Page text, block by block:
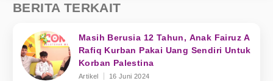
BERITA TERKAIT
Masih Berusia 12 Tahun, Anak Fairuz A
Rafiq Kurban Pakai Uang Sendiri Untuk
Korban Palestina
Artikel 16 Juni 2024